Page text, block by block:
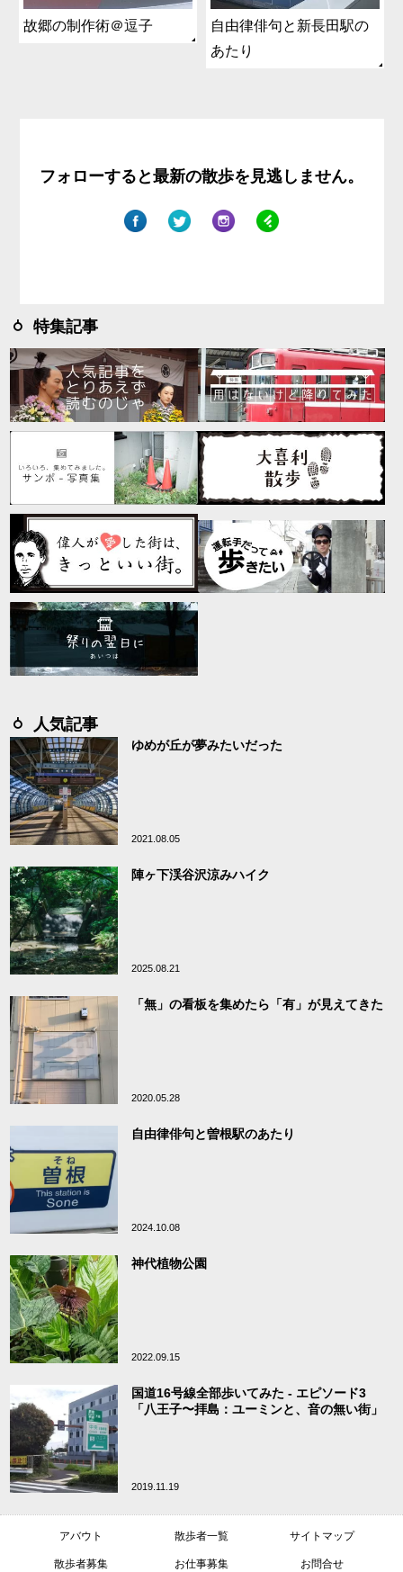
故郷の制作術＠逗子
自由律俳句と新長田駅の
あたり
フォローすると最新の散歩を見逃しません。
特集記事
人気記事
ゆめが丘が夢みたいだった
2021.08.05
陣ヶ下渓谷沢涼みハイク
2025.08.21
「無」の看板を集めたら「有」が見えてきた
2020.05.28
自由律俳句と曽根駅のあたり
2024.10.08
神代植物公園
2022.09.15
国道16号線全部歩いてみた - エピソード3
「八王子〜拝島：ユーミンと、音の無い街」
2019.11.19
アバウト 散歩者一覧 サイトマップ
散歩者募集 お仕事募集 お問合せ